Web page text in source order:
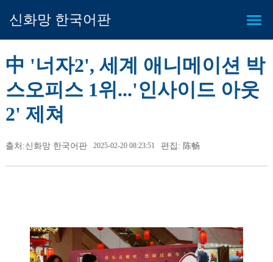
신화망 한국어판
中 '너자2', 세계 애니메이션 박
스오피스 1위...'인사이드 아웃
2' 제쳐
출처:신화망 한국어판 2025-02-20 08:23:51 편집: 陈畅